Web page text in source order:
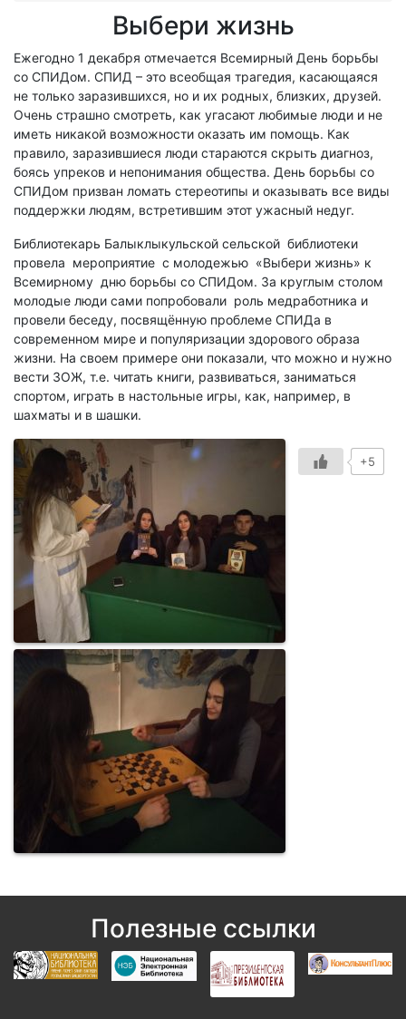
Выбери жизнь
Ежегодно 1 декабря отмечается Всемирный День борьбы
со СПИДом. СПИД – это всеобщая трагедия, касающаяся
не только заразившихся, но и их родных, близких, друзей.
Очень страшно смотреть, как угасают любимые люди и не
иметь никакой возможности оказать им помощь. Как
правило, заразившиеся люди стараются скрыть диагноз,
боясь упреков и непонимания общества. День борьбы со
СПИДом призван ломать стереотипы и оказывать все виды
поддержки людям, встретившим этот ужасный недуг.
Библиотекарь Балыклыкульской сельской библиотеки
провела мероприятие с молодежью «Выбери жизнь» к
Всемирному дню борьбы со СПИДом. За круглым столом
молодые люди сами попробовали роль медработника и
провели беседу, посвящённую проблеме СПИДа в
современном мире и популяризации здорового образа
жизни. На своем примере они показали, что можно и нужно
вести ЗОЖ, т.е. читать книги, развиваться, заниматься
спортом, играть в настольные игры, как, например, в
шахматы и в шашки.
+5
Полезные ссылки